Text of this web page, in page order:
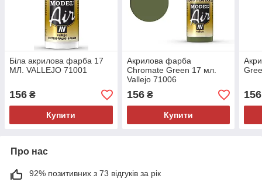
Біла акрилова фарба 17
МЛ. VALLEJO 71001
156 ₴
Купити
Акрилова фарба
Chromate Green 17 мл.
Vallejo 71006
156₴
Купити
156
Про нас
92% позитивних з 73 відгуків за рік